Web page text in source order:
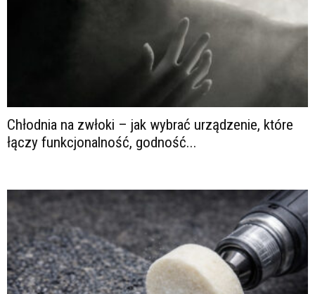
Chłodnia na zwłoki – jak wybrać urządzenie, które
łączy funkcjonalność, godność...